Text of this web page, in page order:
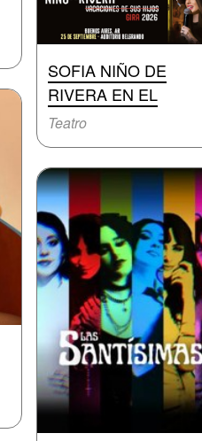
SOFIA NIÑO DE
RIVERA EN EL
Teatro